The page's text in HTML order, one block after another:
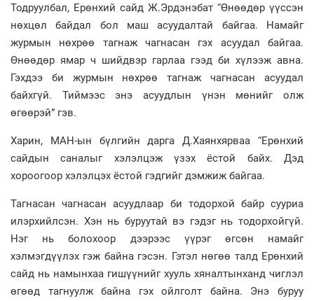
Тодруулбал, Ерөнхий сайд Ж.Эрдэнэбат “Өнөөдөр үүссэн
нөхцөл байдал бол маш асуудалтай байгаа. Намайг
журмын нөхрөө тагнаж чагнасан гэх асуудал байгаа.
Өнөөдөр ямар ч шийдвэр гарлаа гээд би хүлээж авна.
Гэхдээ би журмын нөхрөө тагнаж чагнасан асуудал
байхгүй. Тиймээс энэ асуудлын үнэн мөнийг олж
өгөөрэй” гэв.
Харин, МАН-ын бүлгийн дарга Д.Хаянхярваа “Ерөнхий
сайдын саналыг хэлэлцэж үзэх ёстой байх. Дэд
хороогоор хэлэлцэх ёстой гэдгийг дэмжиж байгаа.
Тагнасан чагнасан асуудлаар би тодорхой байр сууриа
илэрхийлсэн. Хэн нь буруутай вэ гэдэг нь тодорхойгүй.
Нэг нь болохоор дээрээс үүрэг өгсөн намайг
хэлмэгдүүлэх гэж байна гэсэн. Гэтэл нөгөө талд Ерөнхий
сайд нь намынхаа гишүүнийг хууль хяналтынханд чиглэл
өгөөд тагнуулж байна гэх ойлголт байна. Энэ буруу